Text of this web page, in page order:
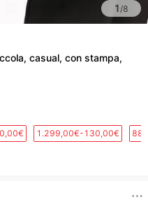
1/8
casual, con stampa,
1.299,00€-130,00€